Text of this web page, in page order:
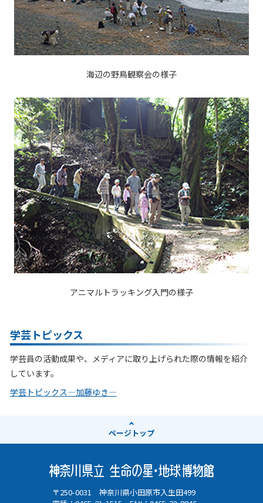
海辺の野鳥観察会の様子
アニマルトラッキング入門の様子
学芸トピックス
学芸員の活動成果や、メディアに取り上げられた際の情報を紹介
しています。
学芸トピックス―加藤ゆき―
ページトップ
〒250-0031 神奈川県小田原市入生田499